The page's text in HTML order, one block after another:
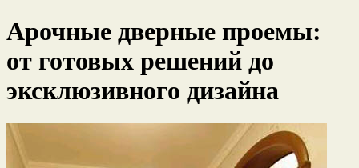
Арочные дверные проемы:
от готовых решений до
эксклюзивного дизайна